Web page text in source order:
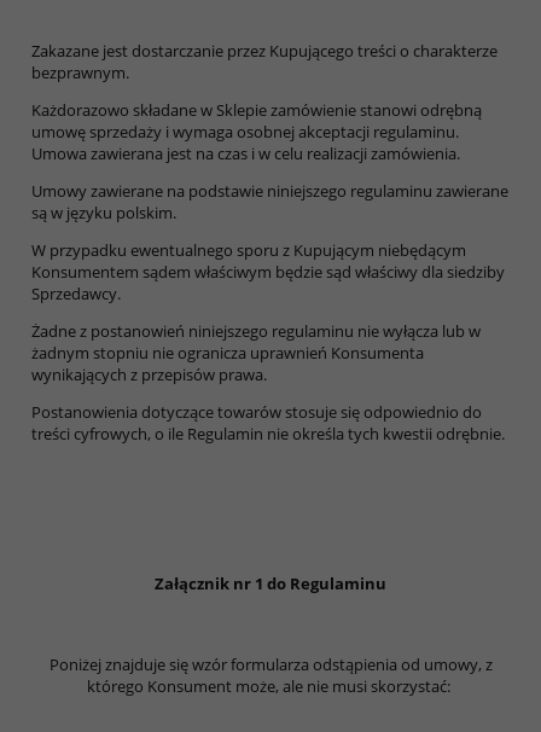
Zakazane jest dostarczanie przez Kupującego treści o charakterze
bezprawnym.
Każdorazowo składane w Sklepie zamówienie stanowi odrębną
umowę sprzedaży i wymaga osobnej akceptacji regulaminu.
Umowa zawierana jest na czas i w celu realizacji zamówienia.
Umowy zawierane na podstawie niniejszego regulaminu zawierane
są w języku polskim.
W przypadku ewentualnego sporu z Kupującym niebędącym
Konsumentem sądem właściwym będzie sąd właściwy dla siedziby
Sprzedawcy.
Żadne z postanowień niniejszego regulaminu nie wyłącza lub w
żadnym stopniu nie ogranicza uprawnień Konsumenta
wynikających z przepisów prawa.
Postanowienia dotyczące towarów stosuje się odpowiednio do
treści cyfrowych, o ile Regulamin nie określa tych kwestii odrębnie.
Załącznik nr 1 do Regulaminu
Poniżej znajduje się wzór formularza odstąpienia od umowy, z
którego Konsument może, ale nie musi skorzystać: